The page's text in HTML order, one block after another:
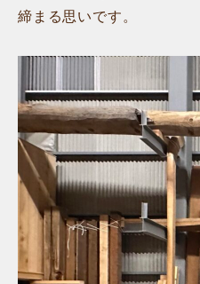
締まる思いです。